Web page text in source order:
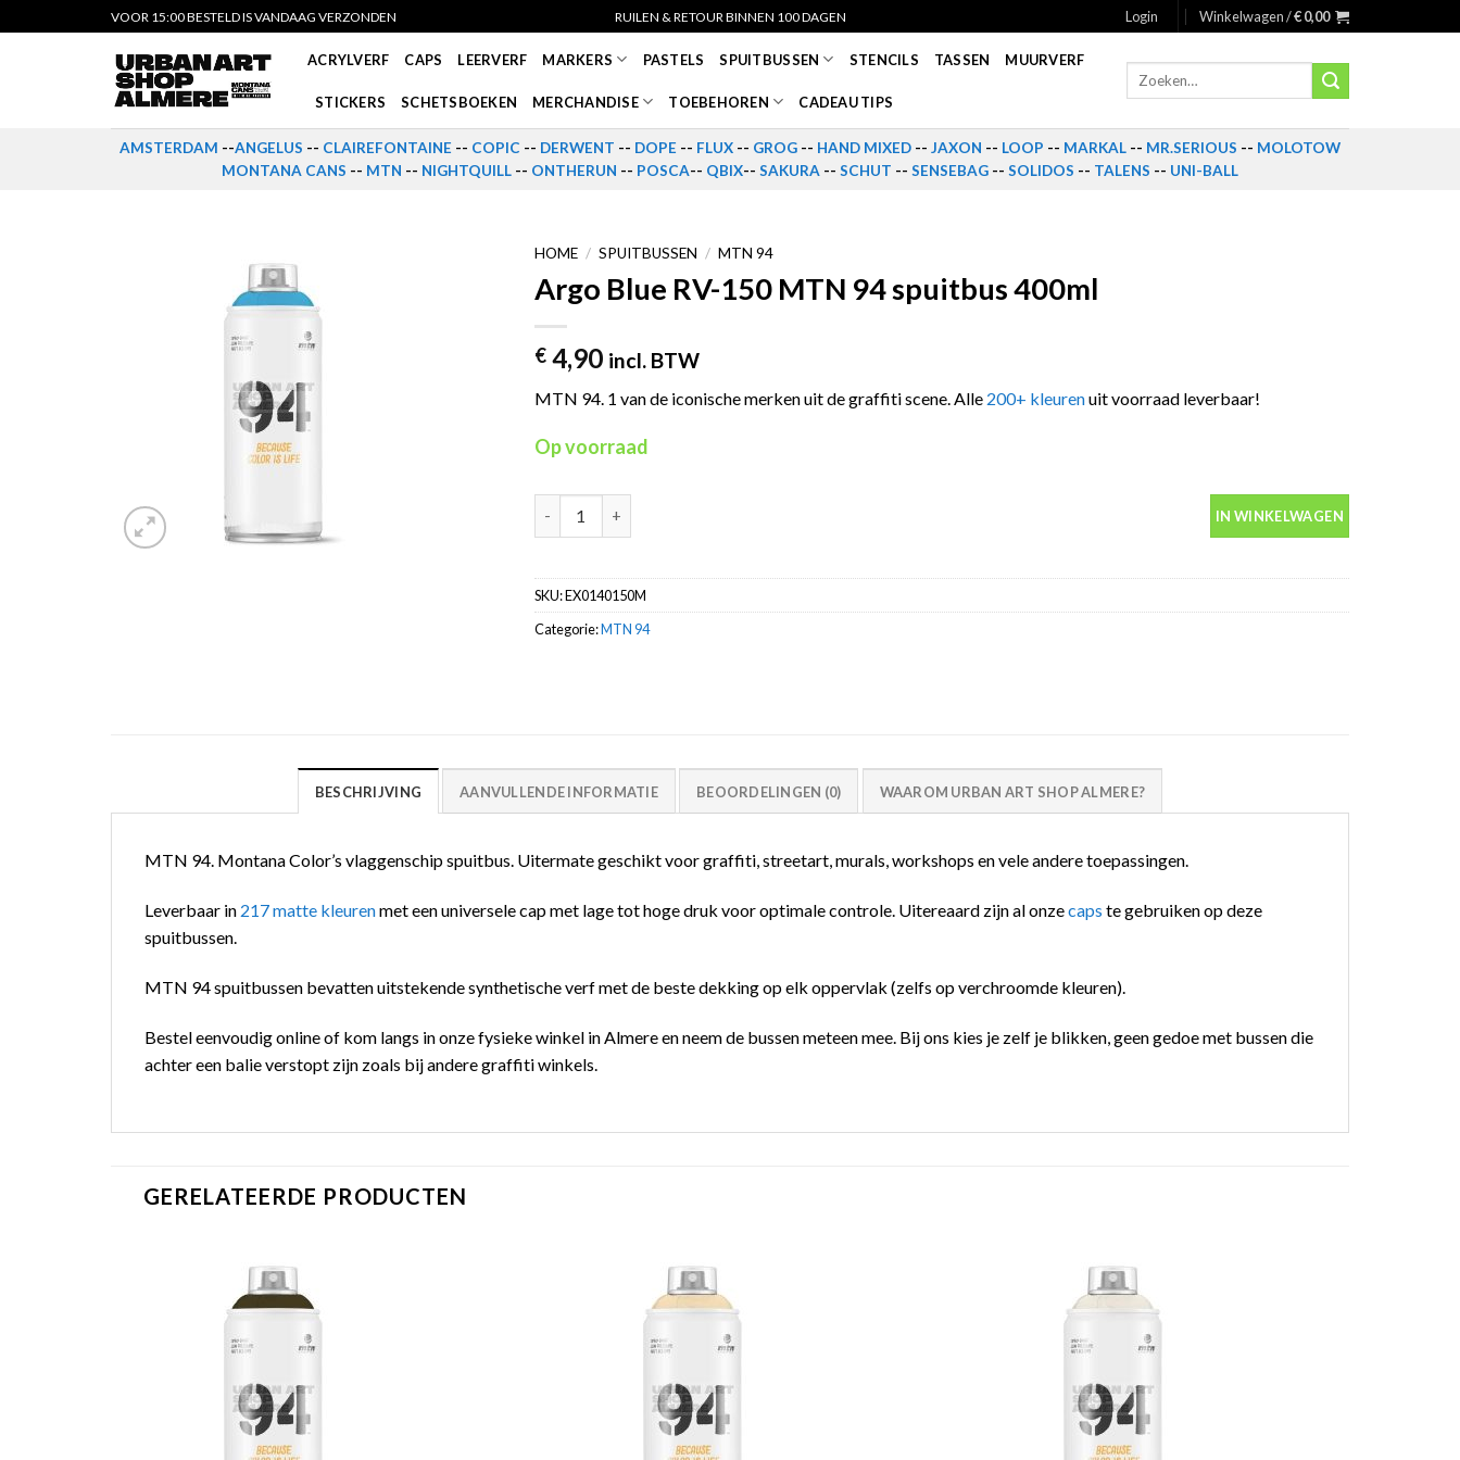
to
VOOR 15:00 BESTELD IS VANDAAG VERZONDEN RUILEN & RETOUR BINNEN 100 DAGEN Login Winkelwagen /€0,00
ACRYLVERF CAPS LEERVERF MARKERS PASTELS SPUITBUSSEN STENCILS TASSEN MUURVERF
STICKERS SCHETSBOEKEN MERCHANDISE TOEBEHOREN CADEAU TIPS
Zoeken
AMSTERDAM --ANGELUS -- CLAIREFONTAINE -- COPIC -- DERWENT -- DOPE -- FLUX -- GROG -- HAND MIXED -- JAXON -- LOOP -- MARKAL -- MR.SERIOUS -- MOLOTOW
MONTANA CANS -- MTN -- NIGHTQUILL -- ONTHERUN -- POSCA-- QBIX-- SAKURA -- SCHUT -- SENSEBAG -- SOLIDOS -- TALENS -- UNI-BALL
HOME / SPUITBUSSEN / MTN 94
Argo Blue RV-150 MTN 94 spuitbus 400ml
€ 4,90 incl. BTW
MTN 94. 1 van de iconische merken uit de graffiti scene. Alle 200+ kleurenuit voorraad leverbaar!
Op voorraad
IN WINKELWAGEN
SKU:EX0140150M
Categorie:MTN 94
BESCHRIJVING AANVULLENDE INFORMATIE BEOORDELINGEN (0) WAAROM URBAN ART SHOP ALMERE?
MTN 94. Montana Color’s vlaggenschip spuitbus. Uitermate geschikt voor graffiti, streetart, murals, workshops en vele andere toepassingen.
Leverbaar in 217 matte kleurenmet een universele cap met lage tot hoge druk voor optimale controle. Uitereaard zijn al onzecaps te gebruiken op deze
spuitbussen.
MTN 94 spuitbussen bevatten uitstekende synthetische verf met de beste dekking op elk oppervlak (zelfs op verchroomde kleuren).
Bestel eenvoudig online of kom langs in onze fysieke winkel in Almere en neem de bussen meteen mee. Bij ons kies je zelf je blikken, geen gedoe met bussen die
achter een balie verstopt zijn zoals bij andere graffiti winkels.
GERELATEERDE PRODUCTEN